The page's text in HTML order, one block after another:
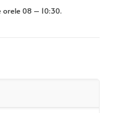
08 – 10:30.